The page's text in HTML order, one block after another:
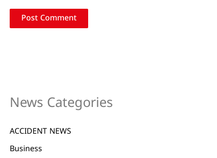
News Categories
ACCIDENT NEWS
Business